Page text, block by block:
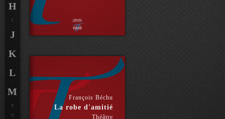
François Béchu
La robe d'amitié
Théâtre
H
J
K
L
M
N
O